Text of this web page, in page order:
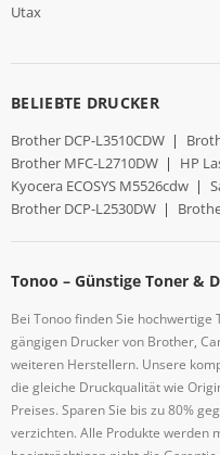
Utax
BELIEBTE DRUCKER
Brother DCP-L3510CDW |
Brother MFC-L2710DW | HP
Kyocera ECOSYS M5526cdw |
Brother DCP-L2530DW |
Tonoo – Günstige Toner &
Bei Tonoo finden Sie
gängigen Drucker von Brother,
weiteren Herstellern. Unsere
die gleiche Druckqualität wie
Preises. Sparen Sie bis zu 80%
verzichten. Alle Produkte werden